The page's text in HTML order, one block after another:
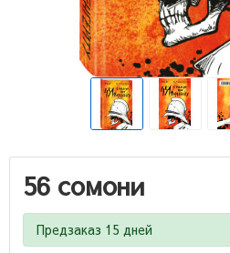
56 сомони
Предзаказ 15 дней